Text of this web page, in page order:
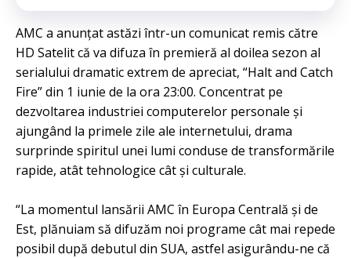
AMC a anunţat astăzi într-un comunicat remis către
HD Satelit că va difuza în premieră al doilea sezon al
serialului dramatic extrem de apreciat, “Halt and Catch
Fire” din 1 iunie de la ora 23:00. Concentrat pe
dezvoltarea industriei computerelor personale şi
ajungând la primele zile ale internetului, drama
surprinde spiritul unei lumi conduse de transformările
rapide, atât tehnologice cât şi culturale.
“La momentul lansării AMC în Europa Centrală şi de
Est, plănuiam să difuzăm noi programe cât mai repede
posibil după debutul din SUA, astfel asigurându-ne că